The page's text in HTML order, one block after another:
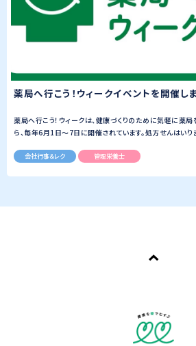
薬局へ行こう！ウィークイベントを開催しま
薬局へ行こう！ウィークは、健康づくりのために気軽に薬
ら、毎年6月1日～7日に開催されています。処方せんはいり
会社行事＆レク 管理栄養士